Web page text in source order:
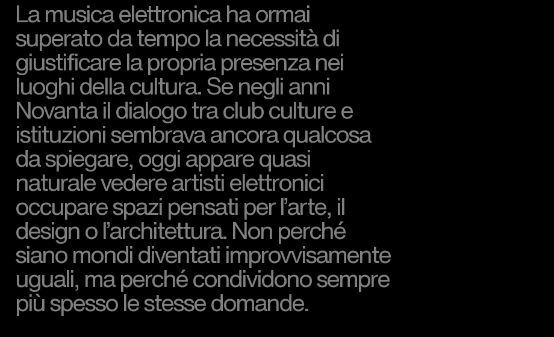
La musica elettronica ha ormai
superato da tempo la necessità di
giustificare la propria presenza nei
luoghi della cultura. Se negli anni
Novanta il dialogo tra club culture e
istituzioni sembrava ancora qualcosa
da spiegare, oggi appare quasi
naturale vedere artisti elettronici
occupare spazi pensati per l’arte, il
design o l’architettura. Non perché
siano mondi diventati improvvisamente
uguali, ma perché condividono sempre
più spesso le stesse domande.